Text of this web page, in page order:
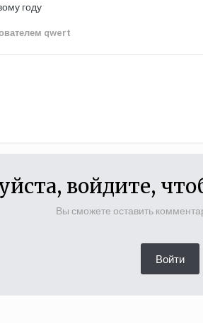
году
qwert
войдите,
Вы сможете оставить
Войти